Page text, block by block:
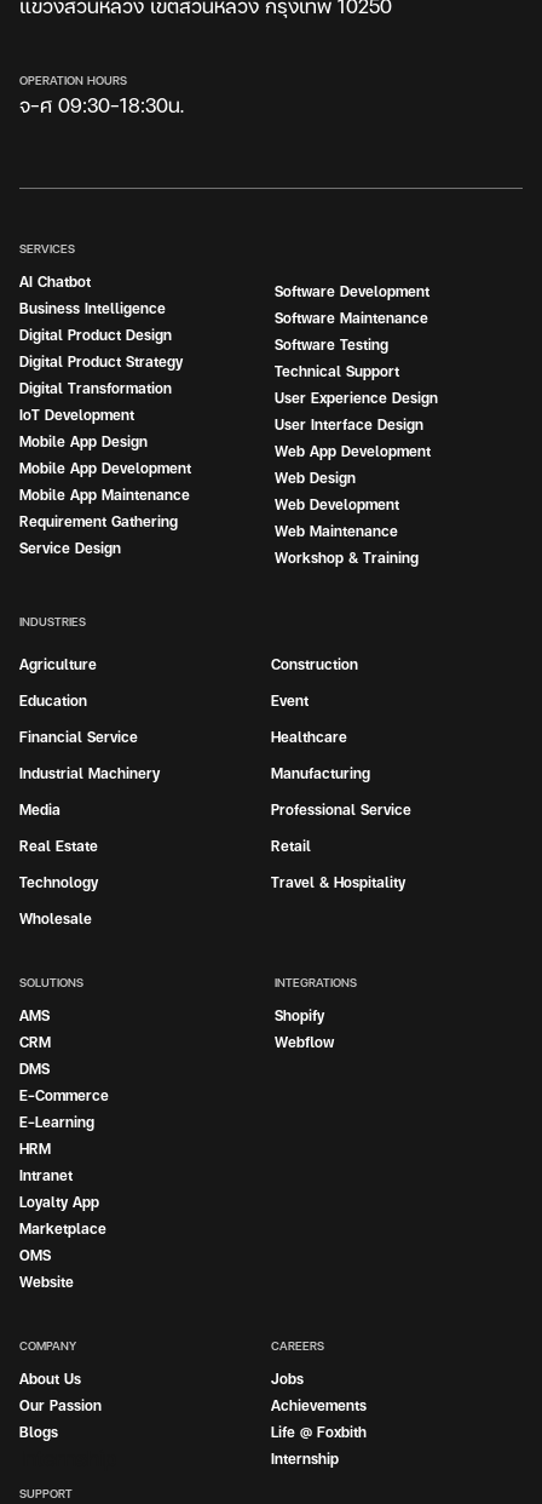
OPERATION HOURS
จ-ศ 09:30-18:30น.
SERVICES
AI Chatbot
Business Intelligence
Digital Product Design
Digital Product Strategy
Digital Transformation
IoT Development
Mobile App Design
Mobile App Development
Mobile App Maintenance
Requirement Gathering
Service Design
Software Development
Software Maintenance
Software Testing
Technical Support
User Experience Design
User Interface Design
Web App Development
Web Design
Web Development
Web Maintenance
Workshop & Training
SOLUTIONS
AMS
CRM
DMS
E-Commerce
E-Learning
HRM
Intranet
Loyalty App
Marketplace
OMS
Website
INTEGRATIONS
Shopify
Webflow
INDUSTRIES
Agriculture
Construction
Education
Event
Financial Service
Healthcare
Industrial Machinery
Manufacturing
Media
Professional Service
Real Estate
Retail
Technology
Travel & Hospitality
Wholesale
COMPANY
About Us
Our Passion
Blogs
CAREERS
Jobs
Achievements
Life @ Foxbith
Internship
SUPPORT